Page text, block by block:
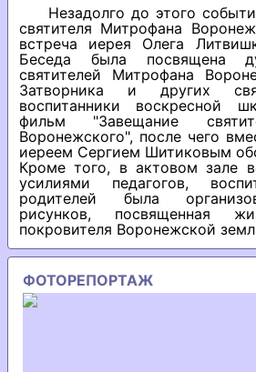
Незадолго до этого
святителя Митрофана
встреча иерея Олега
Беседа была посвящена
святителей Митрофана
Затворника и других
воспитанники воскресной
фильм "Завещание
Воронежского", после чего
иереем Сергием Шитиковым
Кроме того, в актовом зале
усилиями педагогов,
родителей была
рисунков, посвященная
покровителя Воронежской
ФОТОРЕПОРТАЖ